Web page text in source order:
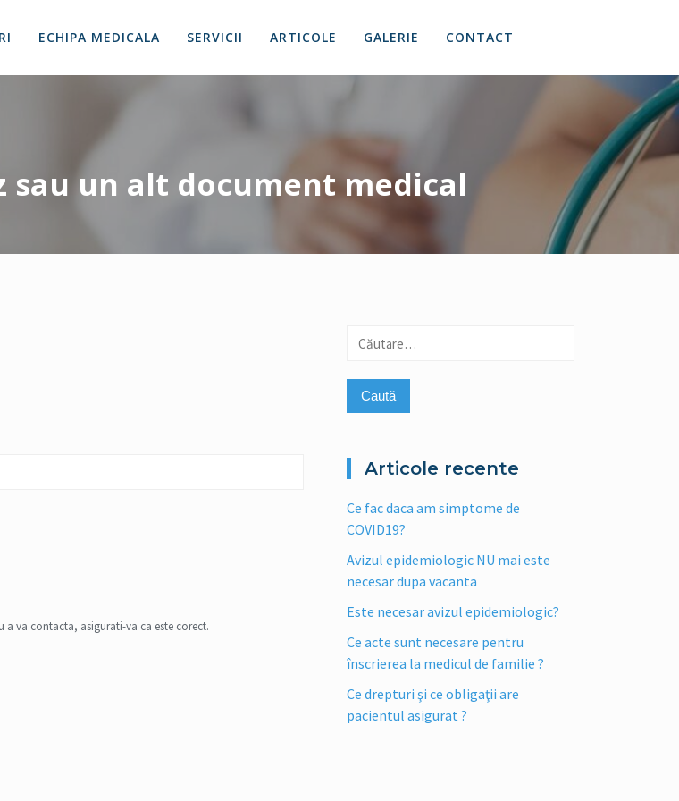
ECHIPA MEDICALA SERVICII ARTICOLE GALERIE CONTACT
sau un alt document medical
a va contacta, asigurati-va ca este corect.
Caută
Articole recente
Ce fac daca am simptome de
COVID19?
Avizul epidemiologic NU mai este
necesar dupa vacanta
Este necesar avizul epidemiologic?
Ce acte sunt necesare pentru
înscrierea la medicul de familie ?
Ce drepturi şi ce obligaţii are
pacientul asigurat ?